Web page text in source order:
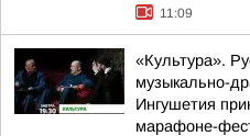
11:09
«Культура».
музыкально-
Ингушетия
марафоне-